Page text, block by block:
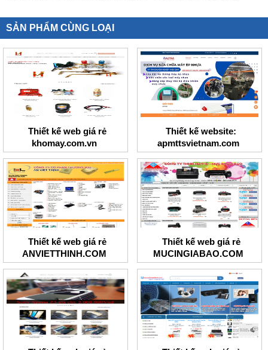
SẢN PHẨM CÙNG LOẠI
Thiết kế web giá rẻ
khomay.com.vn
Thiết kế website:
apmttsvietnam.com
Thiết kế web giá rẻ
ANVIETTHINH.COM
Thiết kế web giá rẻ
MUCINGIABAO.COM